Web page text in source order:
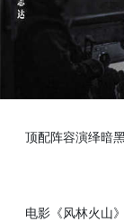
顶配阵容演绎暗黑
电影《风林火山》